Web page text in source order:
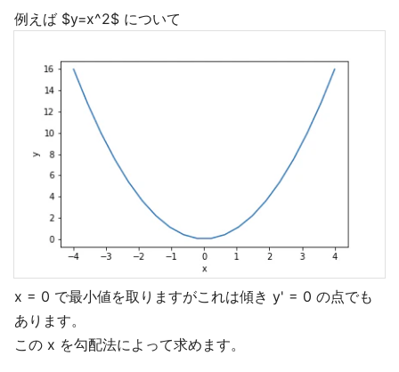
例えば $y=x^2$ について
x = 0 で最小値を取りますがこれは傾き y' = 0 の点でも
あります。
この x を勾配法によって求めます。